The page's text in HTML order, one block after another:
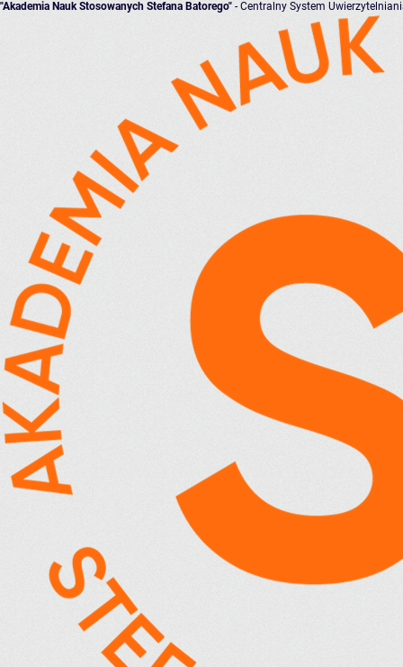
"Akademia Nauk Stosowanych Stefana Batorego" - Centralny System